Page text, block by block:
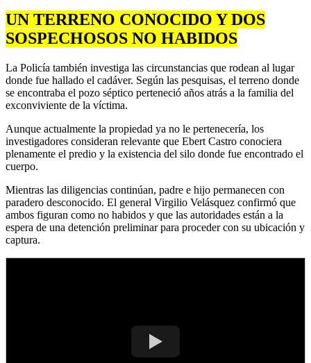
UN TERRENO CONOCIDO Y DOS
SOSPECHOSOS NO HABIDOS
La Policía también investiga las circunstancias que rodean al lugar
donde fue hallado el cadáver. Según las pesquisas, el terreno donde
se encontraba el pozo séptico perteneció años atrás a la familia del
exconviviente de la víctima.
Aunque actualmente la propiedad ya no le pertenecería, los
investigadores consideran relevante que Ebert Castro conociera
plenamente el predio y la existencia del silo donde fue encontrado el
cuerpo.
Mientras las diligencias continúan, padre e hijo permanecen con
paradero desconocido. El general Virgilio Velásquez confirmó que
ambos figuran como no habidos y que las autoridades están a la
espera de una detención preliminar para proceder con su ubicación y
captura.